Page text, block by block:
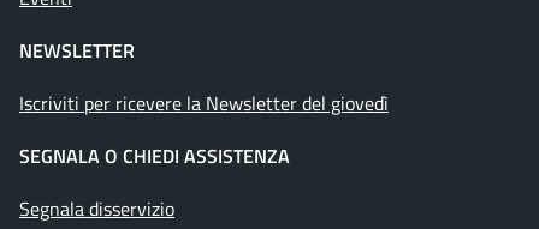
NEWSLETTER
Iscriviti per ricevere la Newsletter del giovedì
SEGNALA O CHIEDI ASSISTENZA
Segnala disservizio